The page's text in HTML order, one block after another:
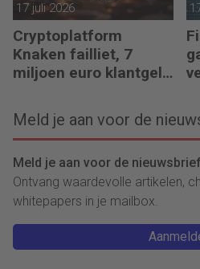
17 juli 2026
Cryptoplatform
Knaken failliet, 7
miljoen euro klantgeld
Meld je aan voor de
Meld je aan voor de nieuwsbrief
Ontvang waardevolle artikelen,
whitepapers in je mailbox.